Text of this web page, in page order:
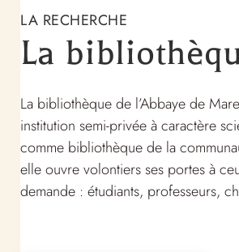
LA RECHERCHE
La
La bibliothèque de l’Abbaye de
institution semi-privée à caractère
comme bibliothèque de la
elle ouvre volontiers ses portes à
demande : étudiants, professeurs,